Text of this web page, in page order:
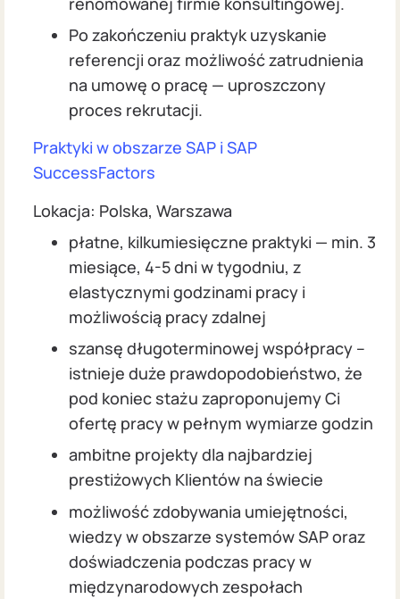
Po zakończeniu praktyk uzyskanie
referencji oraz możliwość zatrudnienia
na umowę o pracę — uproszczony
proces rekrutacji.
Praktyki w obszarze SAP i SAP
SuccessFactors
Lokacja: Polska, Warszawa
płatne, kilkumiesięczne praktyki — min. 3
miesiące, 4-5 dni w tygodniu, z
elastycznymi godzinami pracy i
możliwością pracy zdalnej
szansę długoterminowej współpracy –
istnieje duże prawdopodobieństwo, że
pod koniec stażu zaproponujemy Ci
ofertę pracy w pełnym wymiarze godzin
ambitne projekty dla najbardziej
prestiżowych Klientów na świecie
możliwość zdobywania umiejętności,
wiedzy w obszarze systemów SAP oraz
doświadczenia podczas pracy w
międzynarodowych zespołach